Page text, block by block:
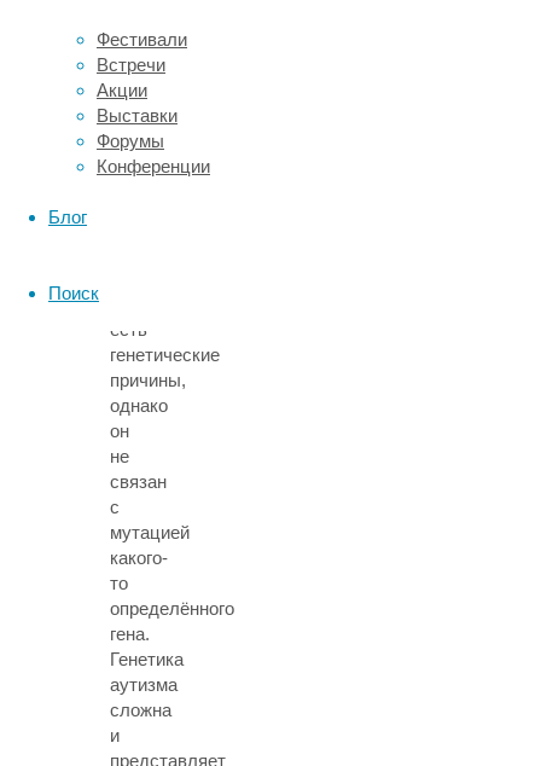
Фестивали
Встречи
Акции
Выставки
Форумы
Конференции
Блог
Поиск
развития,
неправильное
формирование
дендритных
синапсов
и
есть
генетические
причины,
однако
он
не
связан
с
мутацией
какого-
то
определённого
гена.
Генетика
аутизма
сложна
и
представляет